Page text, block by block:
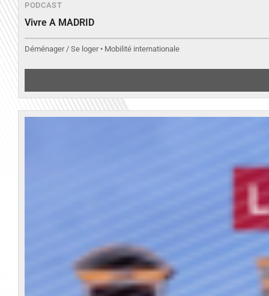
PODCAST
Vivre A MADRID
Déménager / Se loger • Mobilité internationale